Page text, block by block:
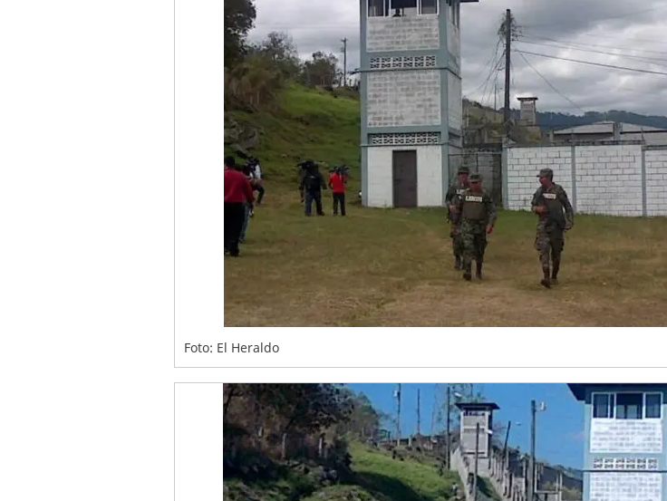
Foto: El Heraldo